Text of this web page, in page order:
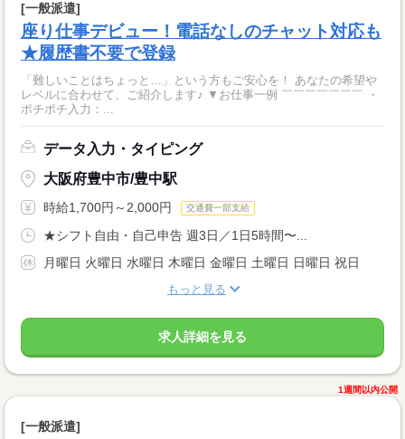
[一般派遣]
座り仕事デビュー！電話なしのチャット対応も
★履歴書不要で登録
「難しいことはちょっと…」という方もご安心を！ あなたの希望や
レベルに合わせて、ご紹介します♪ ▼お仕事一例 ￣￣￣￣￣￣￣ ・
ポチポチ入力：...
データ入力・タイピング
大阪府豊中市/豊中駅
時給1,700円～2,000円 交通費一部支給
★シフト自由・自己申告 週3日／1日5時間〜...
月曜日 火曜日 水曜日 木曜日 金曜日 土曜日 日曜日 祝日
もっと見る
求人詳細を見る
1週間以内公開
[一般派遣]